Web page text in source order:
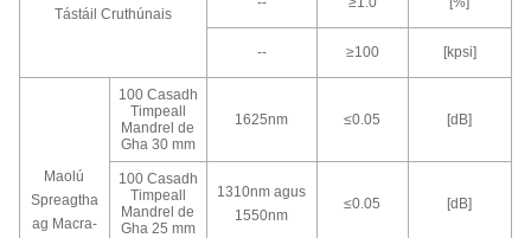
Tástáil Cruthúnais
-- ≥100 [kpsi]
Maolú
Spreagtha
ag Macra-
100 Casadh
Timpeall
Mandrel de
Gha 30 mm
1625nm ≤0.05 [dB]
100 Casadh
Timpeall
Mandrel de
Gha 25 mm
1310nm agus
1550nm
≤0.05 [dB]